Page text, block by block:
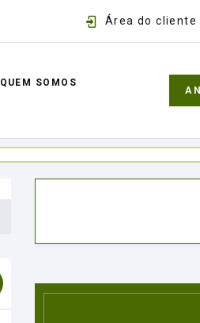
Área do cliente
QUEM SOMOS